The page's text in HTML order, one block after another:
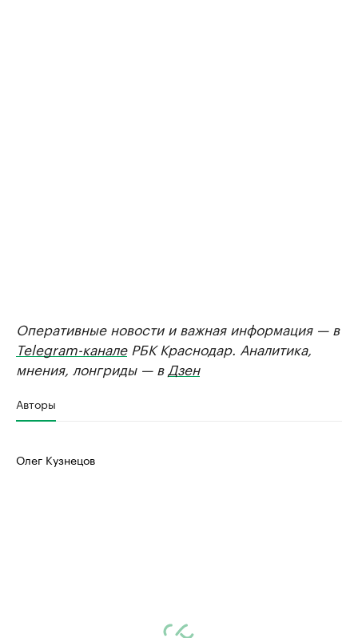
Оперативные новости и важная информация — в
Telegram-каналеРБК Краснодар. Аналитика,
мнения, лонгриды — в Дзен
Авторы
Олег Кузнецов